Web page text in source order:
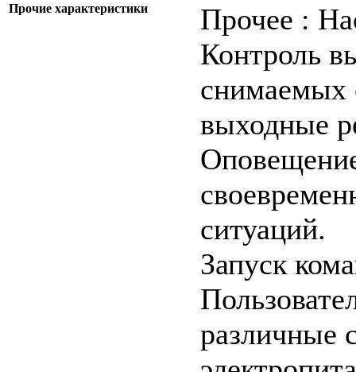
Прочие характеристики
Прочее :
Контроль
снимаемых
выходные
ситуаций.
Запуск
различные